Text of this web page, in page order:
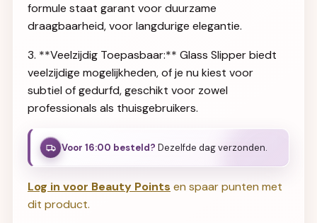
formule staat garant voor duurzame
draagbaarheid, voor langdurige elegantie.
3. **Veelzijdig Toepasbaar:** Glass Slipper biedt
veelzijdige mogelijkheden, of je nu kiest voor
subtiel of gedurfd, geschikt voor zowel
professionals als thuisgebruikers.
Voor 16:00 besteld? Dezelfde dag verzonden.
Log in voor Beauty Points en spaar punten met
dit product.